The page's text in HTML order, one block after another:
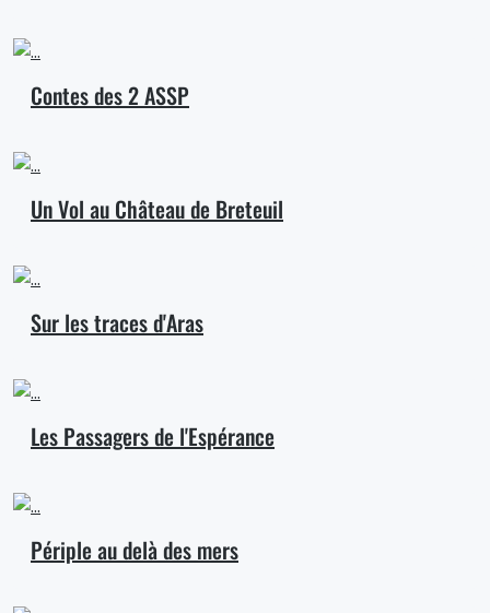
Contes des 2 ASSP
Un Vol au Château de Breteuil
Sur les traces d'Aras
Les Passagers de l'Espérance
Périple au delà des mers